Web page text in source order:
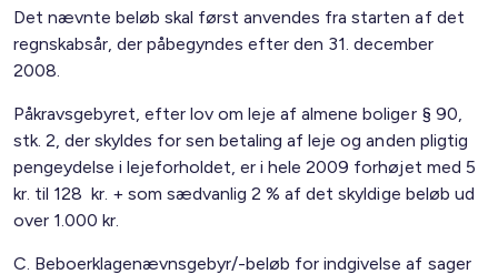
Det nævnte beløb skal først anvendes fra starten af det
regnskabsår, der påbegyndes efter den 31. december
2008.
Påkravsgebyret, efter lov om leje af almene boliger § 90,
stk. 2, der skyldes for sen betaling af leje og anden pligtig
pengeydelse i lejeforholdet, er i hele 2009 forhøjet med 5
kr. til 128 kr. + som sædvanlig 2 % af det skyldige beløb ud
over 1.000 kr.
C. Beboerklagenævnsgebyr/-beløb for indgivelse af sager